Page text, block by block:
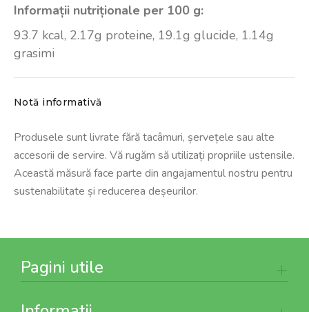
Informații nutriționale per 100 g:
93.7 kcal, 2.17g proteine, 19.1g glucide, 1.14g
grasimi
Notă informativă
Produsele sunt livrate fără tacâmuri, șervețele sau alte
accesorii de servire. Vă rugăm să utilizați propriile ustensile.
Această măsură face parte din angajamentul nostru pentru
sustenabilitate și reducerea deșeurilor.
Pagini utile